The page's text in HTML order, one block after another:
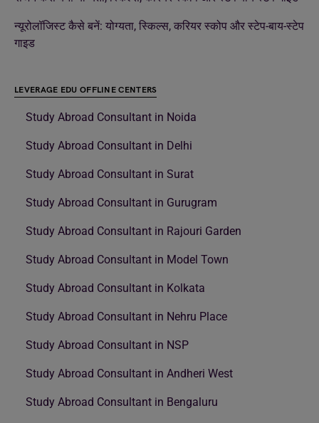
न्यूरोलॉजिस्ट कैसे बनें: योग्यता, स्किल्स, करियर स्कोप और स्टेप-बाय-स्टेप
गाइड
LEVERAGE EDU OFFLINE CENTERS
Study Abroad Consultant in Noida
Study Abroad Consultant in Delhi
Study Abroad Consultant in Surat
Study Abroad Consultant in Gurugram
Study Abroad Consultant in Rajouri Garden
Study Abroad Consultant in Model Town
Study Abroad Consultant in Kolkata
Study Abroad Consultant in Nehru Place
Study Abroad Consultant in NSP
Study Abroad Consultant in Andheri West
Study Abroad Consultant in Bengaluru